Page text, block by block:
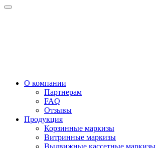
О компании
Партнерам
FAQ
Отзывы
Продукция
Корзинные маркизы
Витринные маркизы
Выдвижные кассетные маркизы